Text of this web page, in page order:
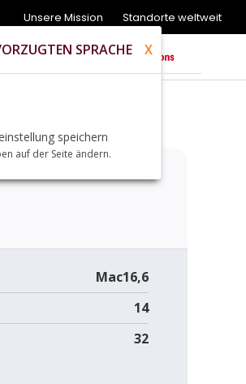
Unsere Mission Standorte weltweit
Mac16,6
14
32
SPRACHE X
speichern
auf der Seite ändern.